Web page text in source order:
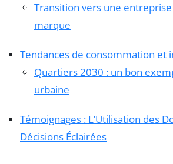
Transition vers une
marque
Tendances de consommation et
Quartiers 2030 : un bon
urbaine
Témoignages : L’Utilisation des
Décisions Éclairées